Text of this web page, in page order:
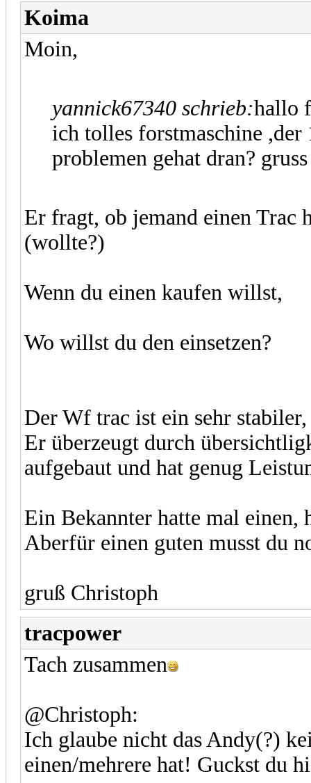
Koima
Moin,
yannick67340 schrieb:hallo
ich tolles forstmaschine ,der
problemen gehat dran? gruss
Er fragt, ob jemand einen Trac
(wollte?)
Wenn du einen kaufen willst,
Wo willst du den einsetzen?
Der Wf trac ist ein sehr
Er überzeugt durch
aufgebaut und hat genug
Ein Bekannter hatte mal einen,
Aberfür einen guten musst du
gruß Christoph
tracpower
Tach zusammen
@Christoph:
Ich glaube nicht das Andy(?)
einen/mehrere hat! Guckst du